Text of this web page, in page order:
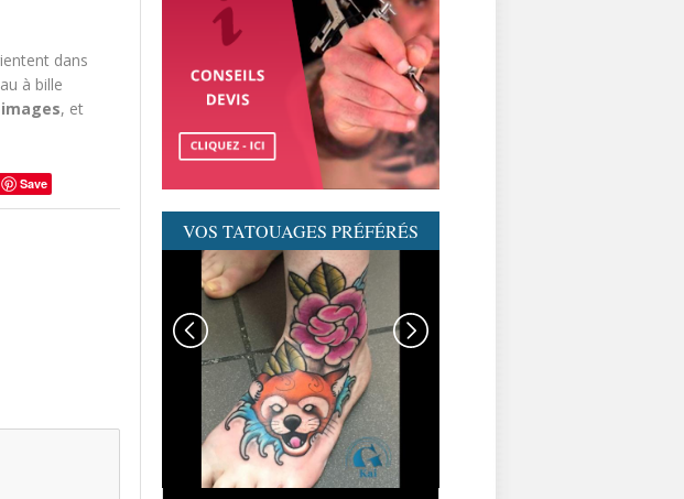
dans
à bille
images, et
Save
VOS TATOUAGES PRÉFÉRÉS
GRAPHICADERME-
TATOUAGENEOTRAD-
NEOTRAD-AVIGNON-
MEILLEURSTATOUEURS